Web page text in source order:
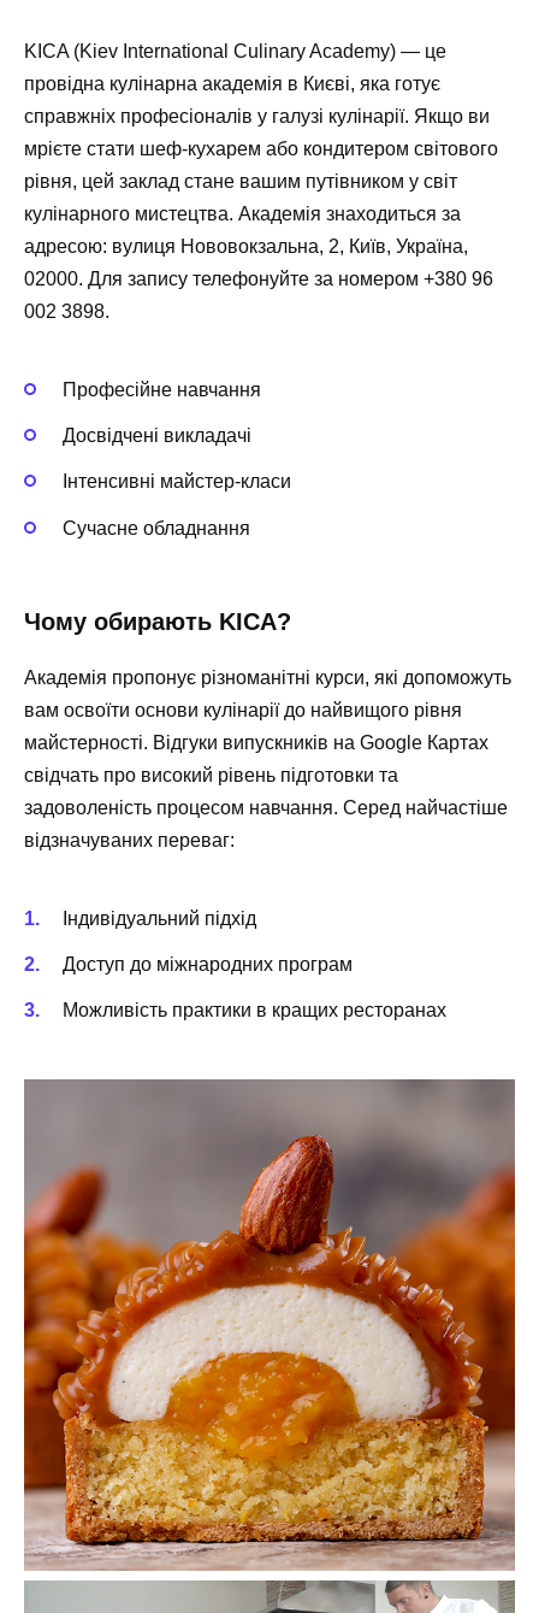
KICA (Kiev International Culinary Academy) — це
провідна кулінарна академія в Києві, яка готує
справжніх професіоналів у галузі кулінарії. Якщо ви
мрієте стати шеф-кухарем або кондитером світового
рівня, цей заклад стане вашим путівником у світ
кулінарного мистецтва. Академія знаходиться за
адресою: вулиця Нововокзальна, 2, Київ, Україна,
02000. Для запису телефонуйте за номером +380 96
002 3898.
Професійне навчання
Досвідчені викладачі
Інтенсивні майстер-класи
Сучасне обладнання
Чому обирають KICA?
Академія пропонує різноманітні курси, які допоможуть
вам освоїти основи кулінарії до найвищого рівня
майстерності. Відгуки випускників на Google Картах
свідчать про високий рівень підготовки та
задоволеність процесом навчання. Серед найчастіше
відзначуваних переваг:
Індивідуальний підхід
Доступ до міжнародних програм
Можливість практики в кращих ресторанах